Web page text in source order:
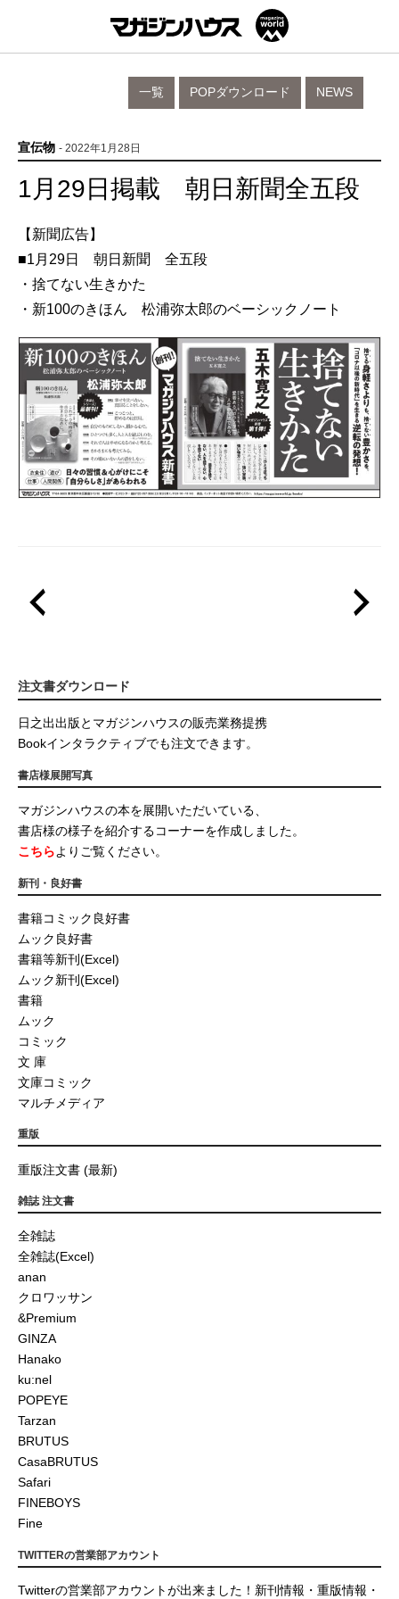
NEWS
POPダウンロード
一覧
宣伝物 - 2022年1月28日
1月29日掲載 朝日新聞全五段
【新聞広告】
■1月29日 朝日新聞 全五段
・捨てない生きかた
・新100のきほん 松浦弥太郎のベーシックノート
注文書ダウンロード
日之出出版とマガジンハウスの販売業務提携
Bookインタラクティブでも注文できます。
書店様展開写真
マガジンハウスの本を展開いただいている、
書店様の様子を紹介するコーナーを作成しました。
こちらよりご覧ください。
新刊・良好書
書籍コミック良好書
ムック良好書
書籍等新刊(Excel)
ムック新刊(Excel)
書籍
ムック
コミック
文 庫
文庫コミック
マルチメディア
重版
重版注文書 (最新)
雑誌 注文書
全雑誌
全雑誌(Excel)
anan
クロワッサン
&Premium
GINZA
Hanako
ku:nel
POPEYE
Tarzan
BRUTUS
CasaBRUTUS
Safari
FINEBOYS
Fine
TWITTERの営業部アカウント
Twitterの営業部アカウントが出来ました！新刊情報・重版情報・